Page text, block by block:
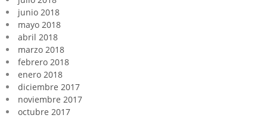
junio 2018
mayo 2018
abril 2018
marzo 2018
febrero 2018
enero 2018
diciembre 2017
noviembre 2017
octubre 2017